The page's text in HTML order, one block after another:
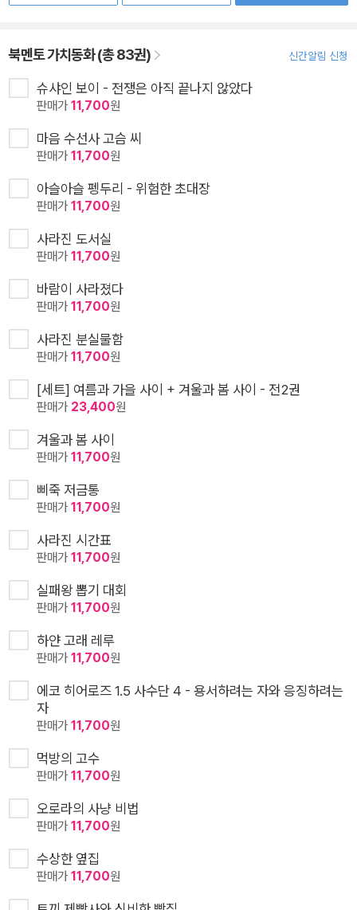
북멘토 가치동화 (총 83권) 신간알림 신청
슈샤인 보이 - 전쟁은 아직 끝나지 않았다
판매가11,700원
마음 수선사 고슴 씨
판매가11,700원
아슬아슬 펭두리 - 위험한 초대장
판매가11,700원
사라진 도서실
판매가11,700원
바람이 사라졌다
판매가11,700원
사라진 분실물함
판매가11,700원
[세트] 여름과 가을 사이 + 겨울과 봄 사이 - 전2권
판매가 23,400원
겨울과 봄 사이
판매가11,700원
삐죽 저금통
판매가11,700원
사라진 시간표
판매가11,700원
실패왕 뽑기 대회
판매가11,700원
하얀 고래 레루
판매가11,700원
에코 히어로즈 1.5 사수단 4 - 용서하려는 자와 응징하려는
자
판매가11,700원
먹방의 고수
판매가11,700원
오로라의 사냥 비법
판매가11,700원
수상한 옆집
판매가11,700원